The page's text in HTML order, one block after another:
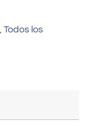
Todos los